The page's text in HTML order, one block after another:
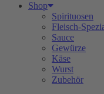
Shop
Spirituosen
Fleisch-
Sauce
Gewürze
Käse
Wurst
Zubehör